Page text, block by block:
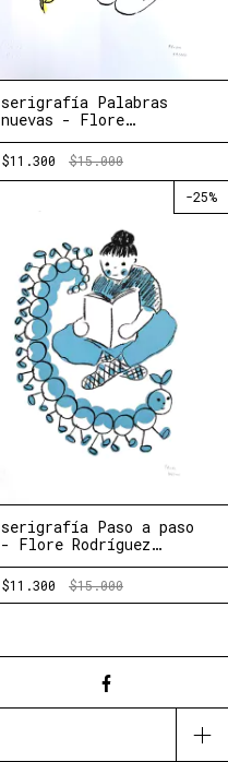
serigrafía Palabras
nuevas - Flore
(Nimia+Chocho)
$11.300 $15.000
-25%
serigrafía Paso a paso
- Flore Rodríguez
(Nimia+Chocho)
$11.300 $15.000